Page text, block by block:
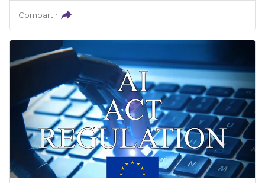
Compartir